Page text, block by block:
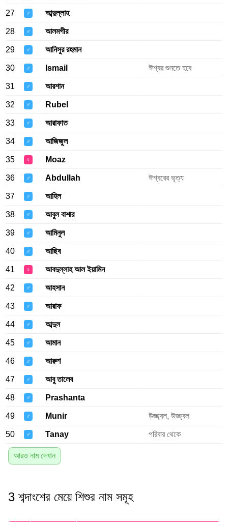
27 ♂ আব্দুল্লাহ
28 ♂ আলমগীর
29 ♂ আনিসুর রহমান
30 ♂ Ismail ঈশ্বর শুনতে হবে
31 ♂ আরশান
32 ♂ Rubel
33 ♂ আরাফাত
34 ♂ আজিজুল
35 ♀ Moaz
36 ♂ Abdullah ঈশ্বরের ভৃত্য
37 ♂ আহিল
38 ♂ আবুল বাশার
39 ♂ আমিনুল
40 ♂ আছিব
41 ♀ আবদুল্লাহ আল ইয়ামিন
42 ♂ আহসান
43 ♂ আরাফ
44 ♂ আব্দুল
45 ♂ আমান
46 ♂ আরুশ
47 ♂ আবু তালেব
48 ♂ Prashanta
49 ♂ Munir উজ্জ্বল, উজ্জ্বল
50 ♂ Tanay পরিবার থেকে
আরও নাম দেখান
3 শব্দাংশের মেয়ে শিশুর নাম সমূহ